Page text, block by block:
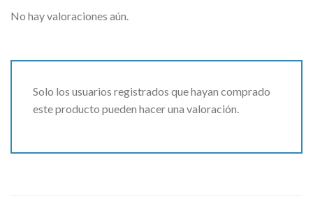
No hay valoraciones aún.
Solo los usuarios registrados que hayan comprado
este producto pueden hacer una valoración.